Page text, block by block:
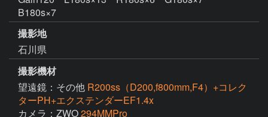
B180s×7
撮影地
石川県
撮影機材
望遠鏡：その他 R200ss（D200,f800mm,F4）+コレク
ターPH+エクステンダーEF1.4x
カメラ：ZWO294MMPro